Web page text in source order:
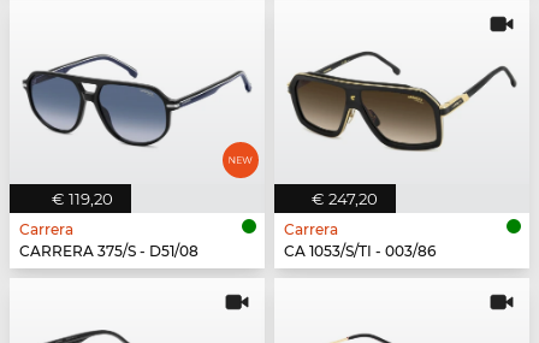
€ 119,20
Carrera
CARRERA 375/S - D51/08
€ 247,20
Carrera
CA 1053/S/TI - 003/86